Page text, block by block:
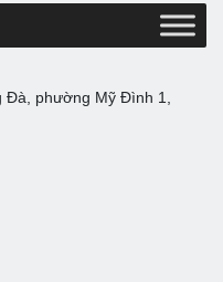
phường Mỹ Đình 1,